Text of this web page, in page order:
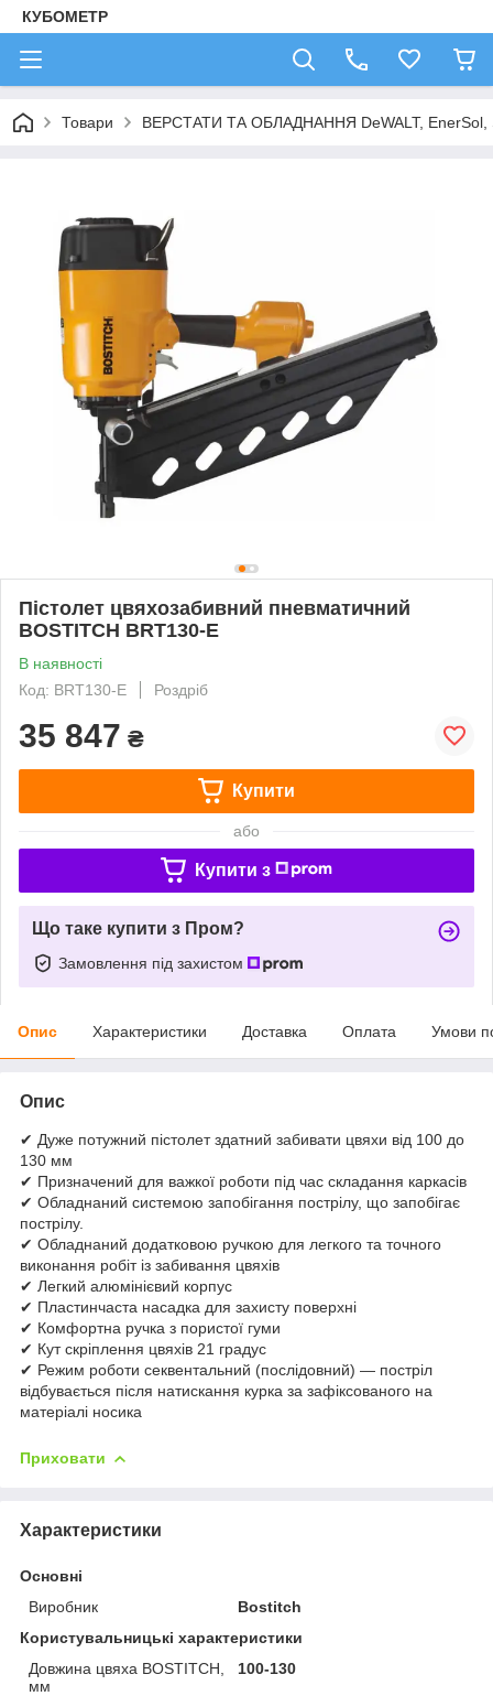
КУБОМЕТР
Товари ВЕРСТАТИ ТА ОБЛАДНАННЯ DeWALT, EnerSol,
Пістолет цвяхозабивний пневматичний
BOSTITCH BRT130-E
В наявності
Код: BRT130-E
Роздріб
35 847 ₴
Купити
або
Купити з
Що таке купити з Пром?
Замовлення під захистом
Опис Характеристики Доставка Оплата Умови
Опис
✔ Дуже потужний пістолет здатний забивати цвяхи від 100 до
130 мм
✔ Призначений для важкої роботи під час складання каркасів
✔ Обладнаний системою запобігання пострілу, що запобігає
пострілу.
✔ Обладнаний додатковою ручкою для легкого та точного
виконання робіт із забивання цвяхів
✔ Легкий алюмінієвий корпус
✔ Пластинчаста насадка для захисту поверхні
✔ Комфортна ручка з пористої гуми
✔ Кут скріплення цвяхів 21 градус
✔ Режим роботи секвентальний (послідовний) — постріл
відбувається після натискання курка за зафіксованого на
матеріалі носика
Приховати
Характеристики
Основні
Виробник
Bostitch
Користувальницькі характеристики
Довжина цвяха BOSTITCH,
мм
100-130